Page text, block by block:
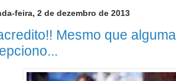
feira, 2 de dezembro de 2013
Mesmo que